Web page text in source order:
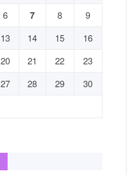
6 7 8
9
13 14 15
16
20 21 22
23
27 28 29
30